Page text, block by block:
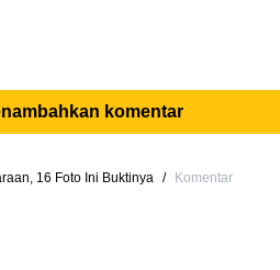
komentar
16 Foto Ini Buktinya / Komentar